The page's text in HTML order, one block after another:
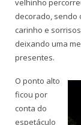
velhinho
decorado, sendo
carinho e
deixando uma
presentes.
O ponto alto
ficou por
conta do
espetáculo